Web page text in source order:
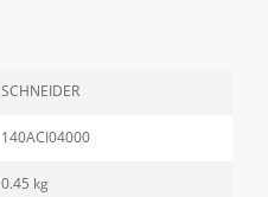
SCHNEIDER
140ACI04000
0.45 kg